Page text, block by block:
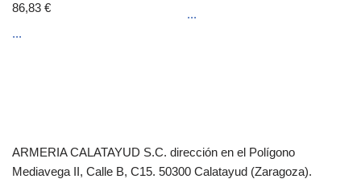
86,83 €
...
...
ARMERIA CALATAYUD S.C. dirección en el Polígono
Mediavega II, Calle B, C15. 50300 Calatayud (Zaragoza).